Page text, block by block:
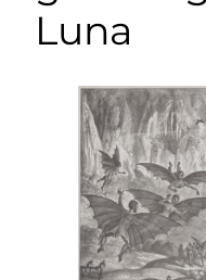
Luna